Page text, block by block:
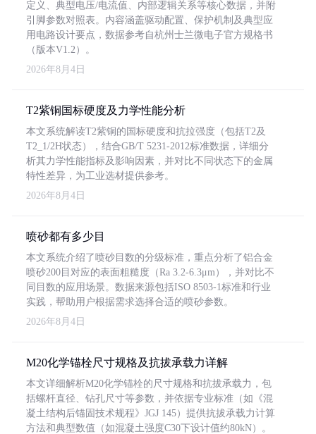
定义、典型电压/电流值、内部逻辑关系等核心数据，并附
引脚参数对照表。内容涵盖驱动配置、保护机制及典型应
用电路设计要点，数据参考自杭州士兰微电子官方规格书
（版本V1.2）。
2026年8月4日
T2紫铜国标硬度及力学性能分析
本文系统解读T2紫铜的国标硬度和抗拉强度（包括T2及
T2_1/2H状态），结合GB/T 5231-2012标准数据，详细分
析其力学性能指标及影响因素，并对比不同状态下的金属
特性差异，为工业选材提供参考。
2026年8月4日
喷砂都有多少目
本文系统介绍了喷砂目数的分级标准，重点分析了铝合金
喷砂200目对应的表面粗糙度（Ra 3.2-6.3μm），并对比不
同目数的应用场景。数据来源包括ISO 8503-1标准和行业
实践，帮助用户根据需求选择合适的喷砂参数。
2026年8月4日
M20化学锚栓尺寸规格及抗拔承载力详解
本文详细解析M20化学锚栓的尺寸规格和抗拔承载力，包
括螺杆直径、钻孔尺寸等参数，并依据专业标准（如《混
凝土结构后锚固技术规程》JGJ 145）提供抗拔承载力计算
方法和典型数值（如混凝土强度C30下设计值约80kN）。